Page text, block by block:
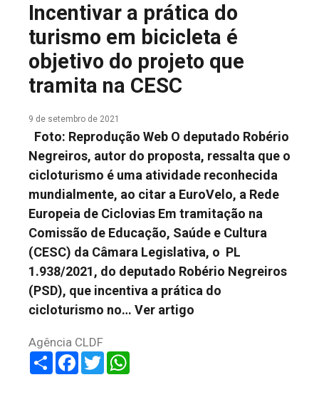
FALE CONOSCO
Incentivar a prática do
turismo em bicicleta é
objetivo do projeto que
tramita na CESC
9 de setembro de 2021
Foto: Reprodução Web O deputado Robério
Negreiros, autor do proposta, ressalta que o
cicloturismo é uma atividade reconhecida
mundialmente, ao citar a EuroVelo, a Rede
Europeia de Ciclovias Em tramitação na
Comissão de Educação, Saúde e Cultura
(CESC) da Câmara Legislativa, o PL
1.938/2021, do deputado Robério Negreiros
(PSD), que incentiva a prática do
cicloturismo no… Ver artigo
Agência CLDF
ShareFacebook
Twitter